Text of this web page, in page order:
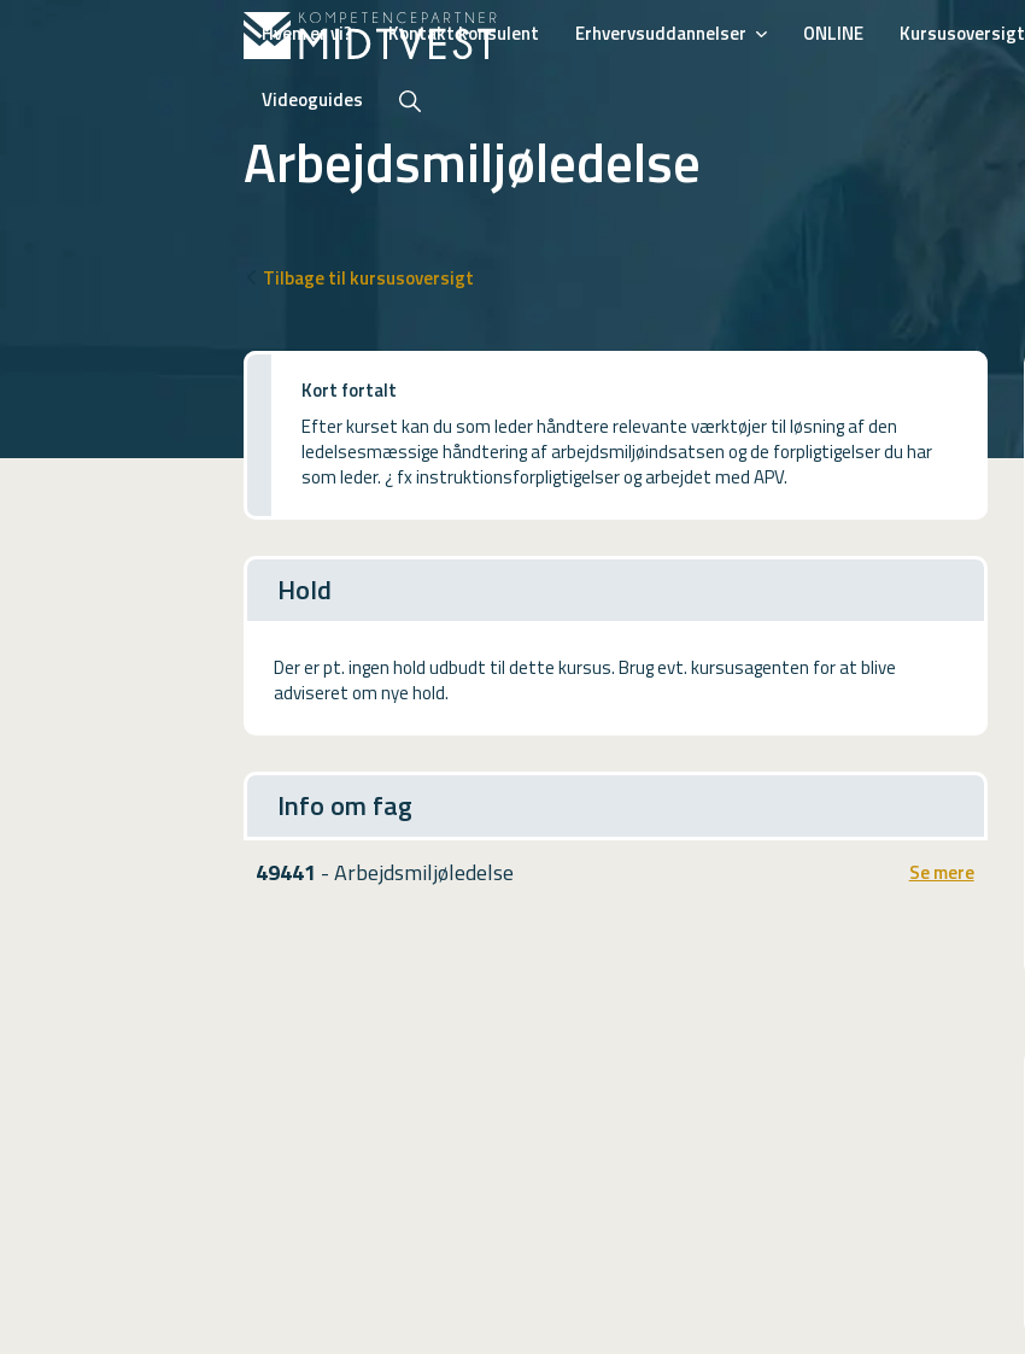
Hvem er vi? Kontakt konsulent Erhvervsuddannelser ONLINE Kursusoversigt
Videoguides
VUF
Arbejdsmiljøledelse
Tilbage til kursusoversigt
Kort fortalt
Efter kurset kan du som leder håndtere relevante værktøjer til løsning af den
ledelsesmæssige håndtering af arbejdsmiljøindsatsen og de forpligtigelser du har
som leder. ¿ fx instruktionsforpligtigelser og arbejdet med APV.
Hold
Der er pt. ingen hold udbudt til dette kursus. Brug evt. kursusagenten for at blive
adviseret om nye hold.
Info om fag
49441 - Arbejdsmiljøledelse Se mere